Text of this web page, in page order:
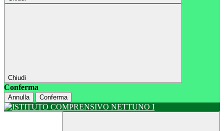
Chiudi
Conferma
Annulla Conferma